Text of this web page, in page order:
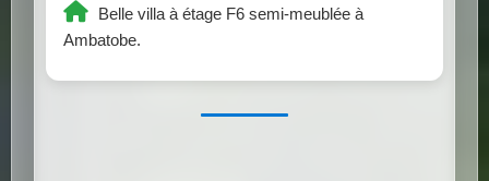
Belle villa à étage F6 semi-meublée à
Ambatobe.